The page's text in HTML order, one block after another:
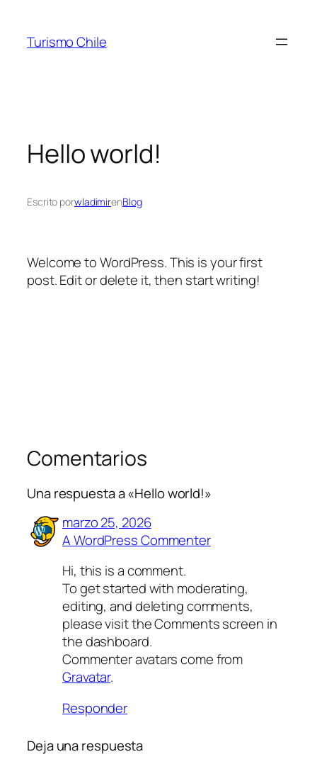
contenido
Turismo Chile
Hello world!
Escrito porwladimirenBlog
Welcome to WordPress. This is your first
post. Edit or delete it, then start writing!
Comentarios
Una respuesta a «Hello world!»
marzo 25, 2026
A WordPress Commenter
Hi, this is a comment.
To get started with moderating,
editing, and deleting comments,
please visit the Comments screen in
the dashboard.
Commenter avatars come from
Gravatar.
Responder
Deja una respuesta